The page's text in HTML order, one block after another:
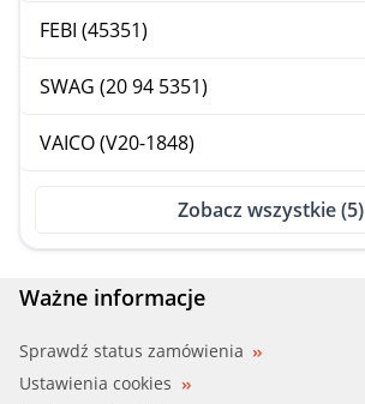
FEBI (45351)
SWAG (20 94 5351)
VAICO (V20-1848)
Zobacz wszystkie (5)
Ważne informacje
Sprawdź status zamówienia
Ustawienia cookies